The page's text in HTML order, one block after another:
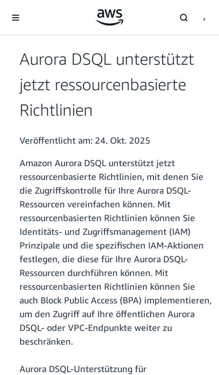
Überspringen zum Hauptinhalt
Aurora DSQL unterstützt
jetzt ressourcenbasierte
Richtlinien
Veröffentlicht am: 24. Okt. 2025
Amazon Aurora DSQL unterstützt jetzt
ressourcenbasierte Richtlinien, mit denen Sie
die Zugriffskontrolle für Ihre Aurora DSQL-
Ressourcen vereinfachen können. Mit
ressourcenbasierten Richtlinien können Sie
Identitäts- und Zugriffsmanagement (IAM)
Prinzipale und die spezifischen IAM-Aktionen
festlegen, die diese für Ihre Aurora DSQL-
Ressourcen durchführen können. Mit
ressourcenbasierten Richtlinien können Sie
auch Block Public Access (BPA) implementieren,
um den Zugriff auf Ihre öffentlichen Aurora
DSQL- oder VPC-Endpunkte weiter zu
beschränken.
Aurora DSQL-Unterstützung für